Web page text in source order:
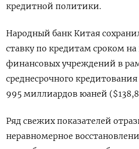
кредитной политики.
Народный банк Китая
ставку по кредитам сроком
финансовых учреждений в
среднесрочного
995 миллиардов юаней
Ряд свежих показателей
неравномерное